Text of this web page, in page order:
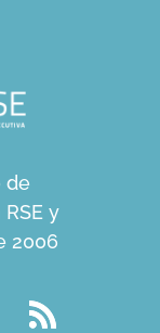
de
y
2006